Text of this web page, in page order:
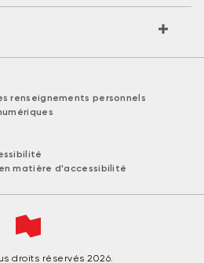
renseignements personnels
matière d'accessibilité
droits réservés 2026.